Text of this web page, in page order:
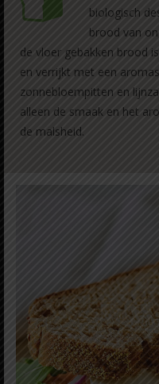
biologisch
brood van
de vloer gebakken brood
en verrijkt met een
zonnebloempitten en
alleen de smaak en het
de malsheid.